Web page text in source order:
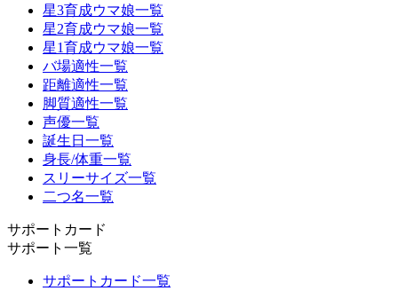
星3育成ウマ娘一覧
星2育成ウマ娘一覧
星1育成ウマ娘一覧
バ場適性一覧
距離適性一覧
脚質適性一覧
声優一覧
誕生日一覧
身長/体重一覧
スリーサイズ一覧
二つ名一覧
サポートカード
サポート一覧
サポートカード一覧